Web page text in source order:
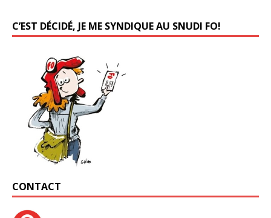
C’EST DÉCIDÉ, JE ME SYNDIQUE AU SNUDI FO!
CONTACT